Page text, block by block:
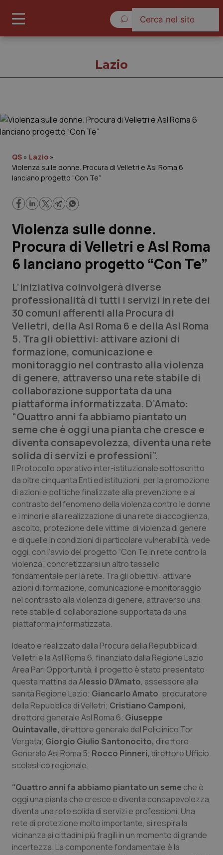
Governo e Parlamento
Regioni e Asl
Lavoro e Professioni
Scienza e Farmaci
Studi e Analisi
Lettere al direttore
Edizioni Regionali
QS Pro
Professionisti Sanitari.AI
Abruzzo
Basilicata
Calabria
Campania
Emilia-Romagna
Friuli Venezia Giulia
Lazio
Liguria
Lombardia
Molise
Piemonte
Provincia Autonoma di Bolzano
Provincia Autonoma di Trento
Puglia
Sardegna
Sicilia
Toscana
QS Pro Gold
Artrite & artrosi
Asma & BPCO
Car-T
Colesterolo & coronaropatie
Dermatite Atopica
Diabete & glucometri
Disturbi dell’umore
Dolore
Epatiti
HIV
Infezioni & Febbre
Ipertensione & Scompenso
Malattie rare
Malattia di Crohn & Rettocolite Ulcerosa
Neuroscienze & patologie neurodegenerative
Obesità
QS Club Newsletter
Lazio
QS » Lazio »
Violenza sulle donne. Procura di Velletri e Asl Roma 6
lanciano progetto “Con Te”
Violenza sulle donne.
Procura di Velletri e Asl Roma
6 lanciano progetto “Con Te”
L’iniziativa coinvolgerà diverse
professionalità di tutti i servizi in rete dei
30 comuni afferenti alla Procura di
Velletri, della Asl Roma 6 e della Asl Roma
5. Tra gli obiettivi: attivare azioni di
formazione, comunicazione e
monitoraggio nel contrasto alla violenza
di genere, attraverso una rete stabile di
collaborazione supportata da una
piattaforma informatizzata. D’Amato:
“Quattro anni fa abbiamo piantato un
seme che è oggi una pianta che cresce e
diventa consapevolezza, diventa una rete
solida di servizi e professioni”.
Il Protocollo operativo inter-istituzionale sottoscritto
da oltre cinquanta Enti ed istituzioni, per la promozione
di azioni e politiche finalizzate alla prevenzione e al
contrasto del fenomeno della violenza contro le donne
e i minori e alla realizzazione di una rete di accoglienza,
ascolto, protezione delle vittime di violenza di genere
e di quelle in condizioni di particolare vulnerabilità, vede
oggi, con l’avvio del progetto “Con Te in rete contro la
violenza”, concretizzarsi un altro tassello
fondamentale per la rete. Tra gli obiettivi: attivare
azioni di formazione, comunicazione e monitoraggio
nel contrasto alla violenza di genere, attraverso una
rete stabile di collaborazione supportata da una
piattaforma informatizzata.
Ideato e realizzato dalla Procura della Repubblica di
Velletri e la Asl Roma 6, finanziato dalla Regione Lazio
Area Pari Opportunità, il progetto è stato presentato
questa mattina da Alessio D’Amato, assessore alla
sanità Regione Lazio; Giancarlo Amato, procuratore
della Repubblica di Velletri; Cristiano Camponi,
direttore generale Asl Roma 6; Giuseppe
Quintavalle, direttore generale del Policlinico Tor
Vergata; Giorgio Giulio Santonocito, direttore
Generale Asl Roma 5; Rocco Pinneri, direttore Ufficio
scolastico regionale.
“Quattro anni fa abbiamo piantato un seme che è
oggi una pianta che cresce e diventa consapevolezza,
diventa una rete solida di servizi e professioni. Una
rete di protezione molto importante, si respira la
vicinanza ai cittadini più fragili in un momento di grande
incertezza. La componente fondamentale è la